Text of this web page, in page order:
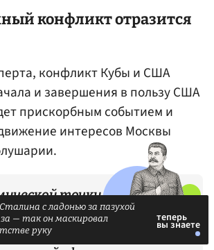
конфликт отразится
конфликт Кубы и США
и завершения в пользу США
прискорбным событием и
интересов Москвы
точки зрения
создаст лишь
сложности
с ладонью за пазухой
— так он маскировал
руку